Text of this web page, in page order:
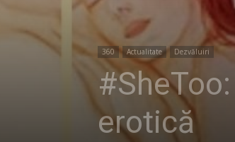
360 Actualitate Dezvăluiri
erotică